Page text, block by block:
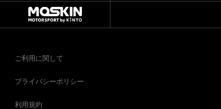
ご利用に関して
プライバシーポリシー
利用規約